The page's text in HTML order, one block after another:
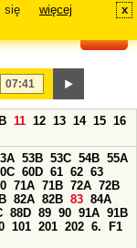
się
więcej x
11 12 13 14 15 16
53B 53C 54B 55A
60D 61 62 63
71A 71B 72A 72B
82A 82B 83 84A
88D 89 90 91A 91B
101 201 202 6.
F1